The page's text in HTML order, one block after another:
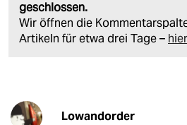
geschlossen.
Wir öffnen die
Artikeln für etwa drei Tage –
Lowandorder